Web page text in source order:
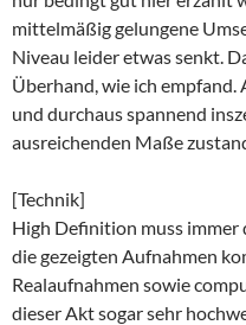
mittelmäßig gelungene
Niveau leider etwas senkt.
Überhand, wie ich
und durchaus spannend
ausreichenden Maße
[Technik]
High Definition muss immer
die gezeigten Aufnahmen
Realaufnahmen sowie
dieser Akt sogar sehr